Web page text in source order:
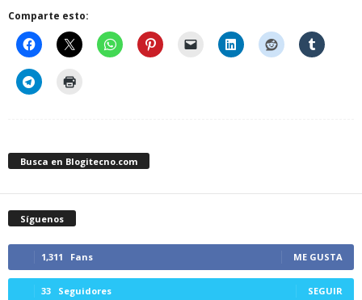
Comparte esto:
Busca en Blogitecno.com
Síguenos
1,311 Fans ME GUSTA
33 Seguidores SEGUIR